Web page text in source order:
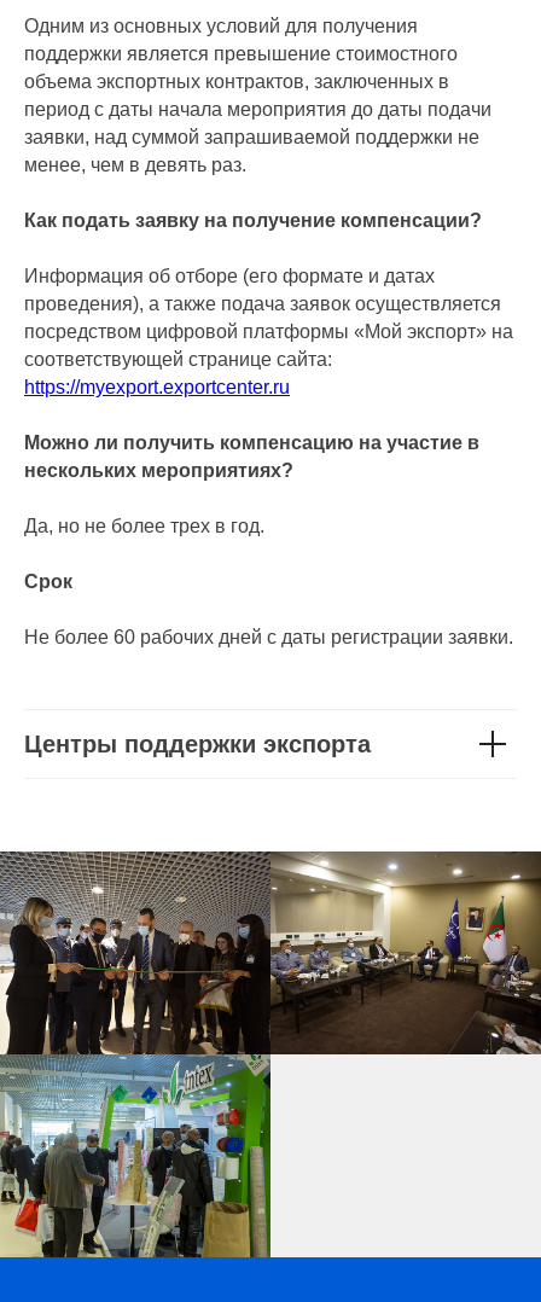
Одним из основных условий для получения
поддержки является превышение стоимостного
объема экспортных контрактов, заключенных в
период с даты начала мероприятия до даты подачи
заявки, над суммой запрашиваемой поддержки не
менее, чем в девять раз.
Как подать заявку на получение компенсации?
Информация об отборе (его формате и датах
проведения), а также подача заявок осуществляется
посредством цифровой платформы «Мой экспорт» на
соответствующей странице сайта:
https://myexport.exportcenter.ru
Можно ли получить компенсацию на участие в
нескольких мероприятиях?
Да, но не более трех в год.
Срок
Не более 60 рабочих дней с даты регистрации заявки.
Центры поддержки экспорта